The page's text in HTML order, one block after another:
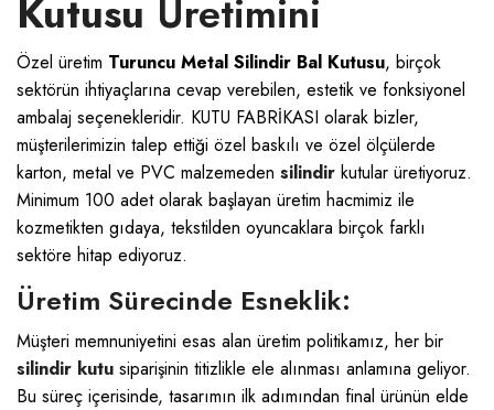
Kutusu Üretimini
Özel üretim Turuncu Metal Silindir Bal Kutusu, birçok
sektörün ihtiyaçlarına cevap verebilen, estetik ve fonksiyonel
ambalaj seçenekleridir. KUTU FABRİKASI olarak bizler,
müşterilerimizin talep ettiği özel baskılı ve özel ölçülerde
karton, metal ve PVC malzemeden silindir kutular üretiyoruz.
Minimum 100 adet olarak başlayan üretim hacmimiz ile
kozmetikten gıdaya, tekstilden oyuncaklara birçok farklı
sektöre hitap ediyoruz.
Üretim Sürecinde Esneklik:
Müşteri memnuniyetini esas alan üretim politikamız, her bir
silindir kutu siparişinin titizlikle ele alınması anlamına geliyor.
Bu süreç içerisinde, tasarımın ilk adımından final ürünün elde